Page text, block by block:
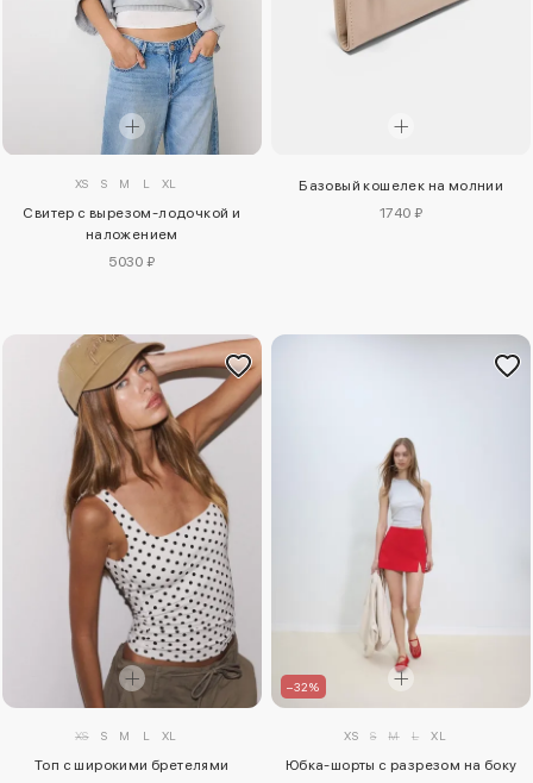
XS S M L XL
Свитер с вырезом-лодочкой и
наложением
5030 ₽
Базовый кошелек на молнии
1740 ₽
XS S M L XL
Топ с широкими бретелями
–32%
XS S M L XL
Юбка-шорты с разрезом на боку